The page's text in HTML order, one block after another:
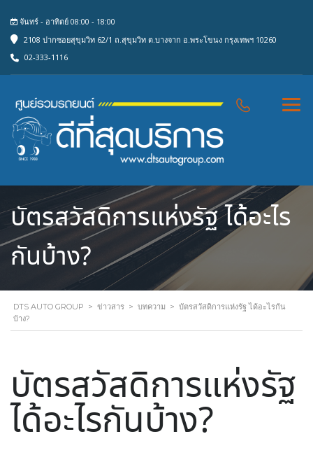
จันทร์ - อาทิตย์ 08:00 - 18:00
2108 ปากซอยสุขุมวิท 62/1 ถ.สุขุมวิท ต.บางจาก อ.พระโขนง กรุงเทพฯ 10260
02-333-1116
บัตรสวัสดิการแห่งรัฐ ได้อะไร
กันบ้าง?
DTS AUTO GROUP > ข่าวสาร > บทความ > บัตรสวัสดิการแห่งรัฐ ได้อะไรกัน
บ้าง?
บัตรสวัสดิการแห่งรัฐ
ได้อะไรกันบ้าง?